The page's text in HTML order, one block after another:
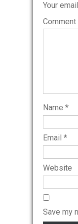
Your
Comment
Name *
Email *
Website
Save my